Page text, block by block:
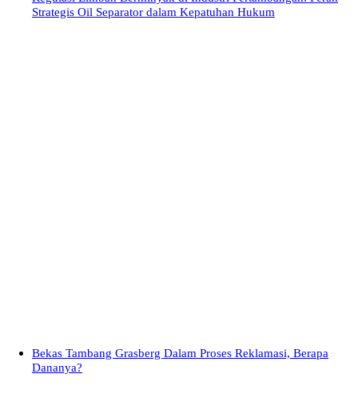
Strategis Oil Separator dalam Kepatuhan Hukum
Bekas Tambang Grasberg Dalam Proses Reklamasi, Berapa
Dananya?